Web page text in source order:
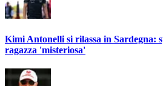
Kimi Antonelli si rilassa in Sardegna:
ragazza 'misteriosa'